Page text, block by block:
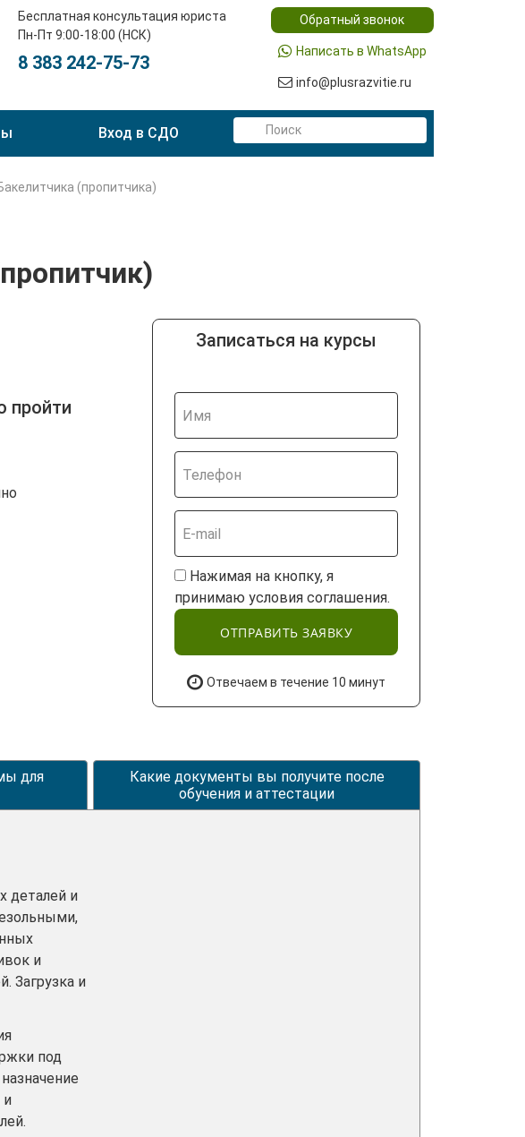
Бесплатная консультация юриста
Пн-Пт 9:00-18:00 (НСК)
8 383 242-75-73
Обратный звонок
Написать в WhatsApp
info@plusrazvitie.ru
Вход в СДО
(пропитчика)
пройти
Записаться на курсы
Нажимая на кнопку, я
принимаю условия соглашения.
ОТПРАВИТЬ ЗАЯВКУ
Отвечаем в течение 10 минут
для
Какие документы вы получите после
обучения и аттестации
деталей и
и
Загрузка и
под
и